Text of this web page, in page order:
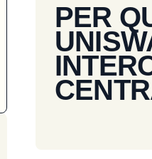
PER